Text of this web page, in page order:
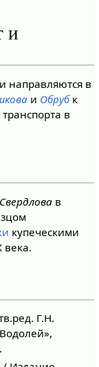
и
направляются в
и Обрубк
в
в
купеческими
века.
Г.Н.